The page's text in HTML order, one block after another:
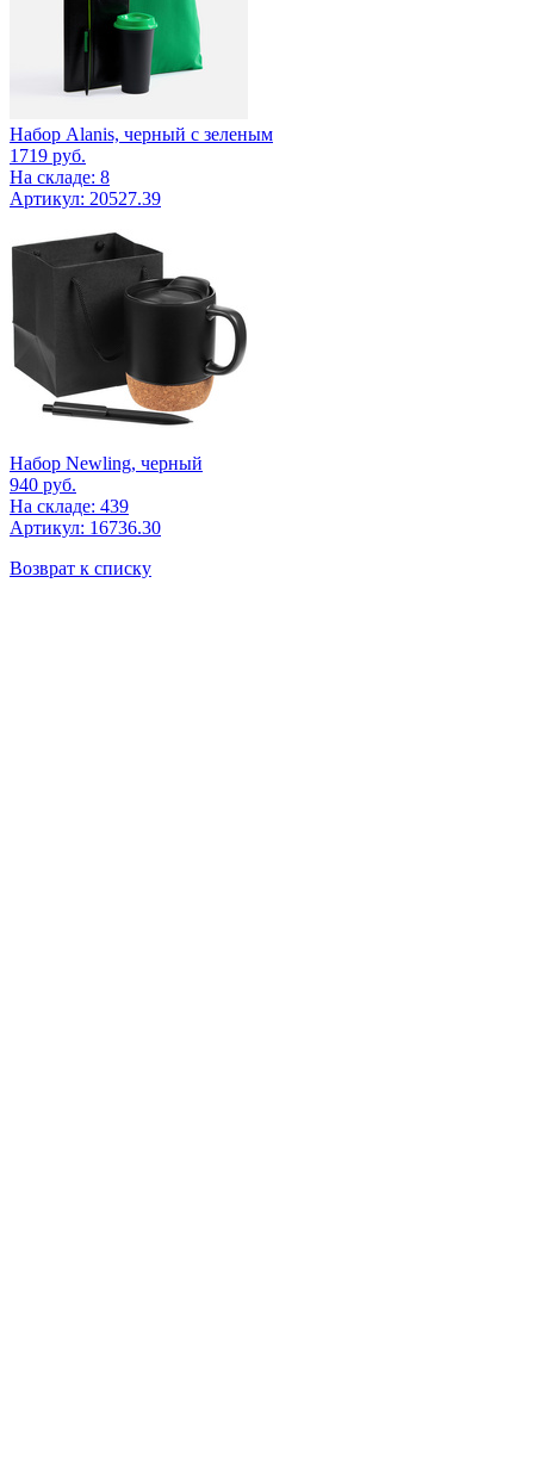
Набор Alanis, черный с зеленым
1719 руб.
На складе: 8
Артикул: 20527.39
Набор Newling, черный
940 руб.
На складе: 439
Артикул: 16736.30
Возврат к списку